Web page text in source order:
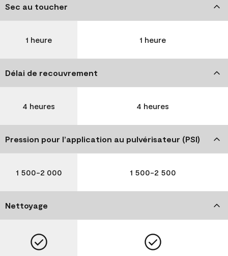
Sec au toucher
1 heure 1 heure
Délai de recouvrement
4 heures 4 heures
Pression pour l’application au pulvérisateur (PSI)
1 500-2 000 1 500-2 500
Nettoyage